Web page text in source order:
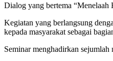
Dialog yang bertema
Kegiatan yang berlangsung
kepada masyarakat sebagai
Seminar menghadirkan